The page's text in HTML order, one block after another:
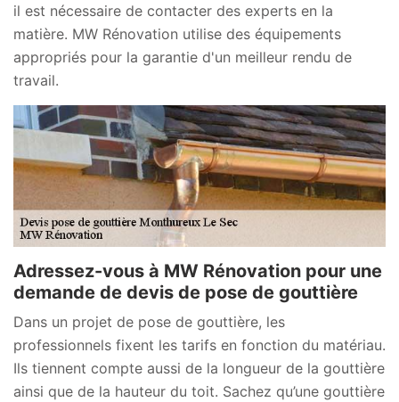
il est nécessaire de contacter des experts en la
matière. MW Rénovation utilise des équipements
appropriés pour la garantie d'un meilleur rendu de
travail.
Adressez-vous à MW Rénovation pour une
demande de devis de pose de gouttière
Dans un projet de pose de gouttière, les
professionnels fixent les tarifs en fonction du matériau.
Ils tiennent compte aussi de la longueur de la gouttière
ainsi que de la hauteur du toit. Sachez qu’une gouttière